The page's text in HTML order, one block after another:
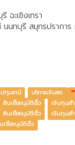
ฉะเชิงเทรา
นทบุรี สมุทรปราการ
ทุมธานี บริการเงินสด
สินเชื่ออนุมัติเร็ว
เงินทุนส
สินเชื่ออนุมัติเร็ว
เงินทุนส
เชื่ออนุมัติเร็ว